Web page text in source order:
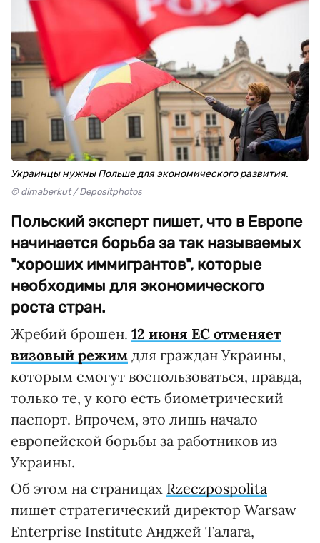
Украинцы нужны Польше для экономического развития.
© dimaberkut / Depositphotos
Польский эксперт пишет, что в Европе
начинается борьба за так называемых
"хороших иммигрантов", которые
необходимы для экономического
роста стран.
Жребий брошен. 12 июня ЕС отменяет
визовый режим для граждан Украины,
которым смогут воспользоваться, правда,
только те, у кого есть биометрический
паспорт. Впрочем, это лишь начало
европейской борьбы за работников из
Украины.
Об этом на страницах Rzeczpospolita
пишет стратегический директор Warsaw
Enterprise Institute Анджей Талага,